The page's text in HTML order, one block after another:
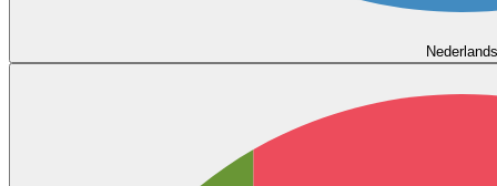
Nederlands